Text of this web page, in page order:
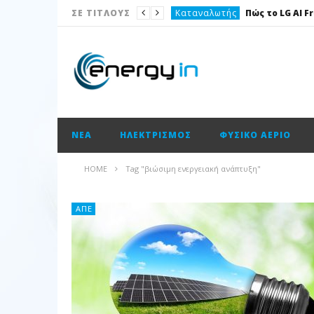
ΣΕ ΤΙΤΛΟΥΣ Καταναλωτής
Ισολογισμοί
Ισολογισμοί
Κατασκευαστικές
ΝΈΑ ΗΛΕΚΤΡΙΣΜΌΣ ΦΥΣΙΚΌ ΑΈΡΙΟ
HOME Tag "βιώσιμη ενεργειακή ανάπτυξη"
ΑΠΕ